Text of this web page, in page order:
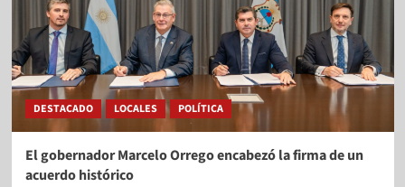
DESTACADO LOCALES POLÍTICA
El gobernador Marcelo Orrego encabezó la firma de un
acuerdo histórico